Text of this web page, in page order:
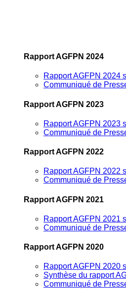
Rapport AGFPN 2024
Rapport AGFPN 2024
Communiqué de
Rapport AGFPN 2023
Rapport AGFPN 2023
Communiqué de
Rapport AGFPN 2022
Rapport AGFPN 2022
Communiqué de
Rapport AGFPN 2021
Rapport AGFPN 2021
Communiqué de
Rapport AGFPN 2020
Rapport AGFPN 2020
Synthèse du rapport
Communiqué de